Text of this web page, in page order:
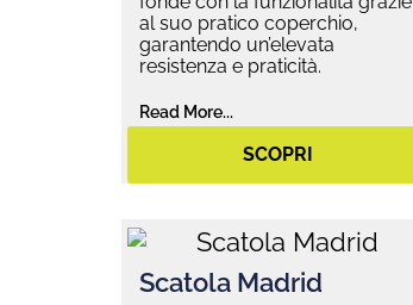
al suo pratico coperchio,
garantendo un’elevata
resistenza e praticità.
Read More...
SCOPRI
Scatola Madrid